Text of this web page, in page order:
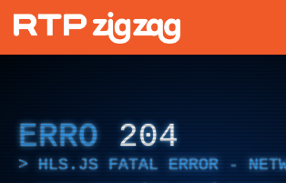
ERRO 204
HLS.JS FATAL ERROR -